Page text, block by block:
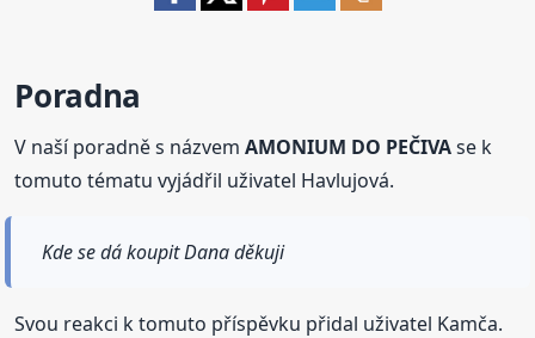
Poradna
V naší poradně s názvemAMONIUM DO PEČIVAse k
tomuto tématu vyjádřil uživatel Havlujová.
Kde se dá koupit Dana děkuji
Svou reakci k tomuto příspěvku přidal uživatel Kamča.